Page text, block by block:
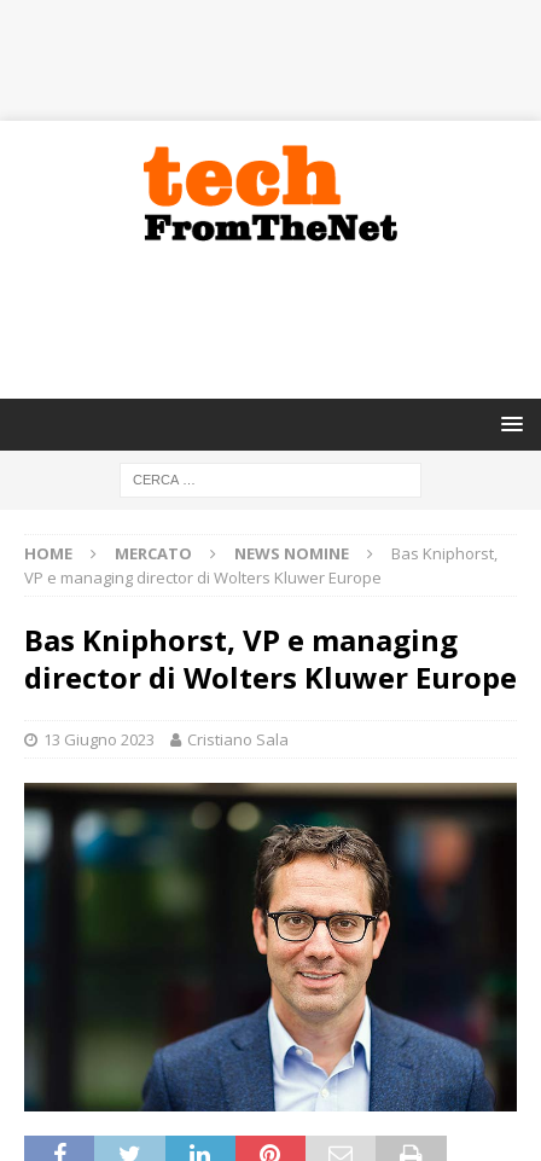
HOME MERCATO NEWS NOMINE
Bas Kniphorst,
VP e managing director di Wolters Kluwer Europe
Bas Kniphorst, VP e managing
director di Wolters Kluwer Europe
13 Giugno 2023 Cristiano Sala